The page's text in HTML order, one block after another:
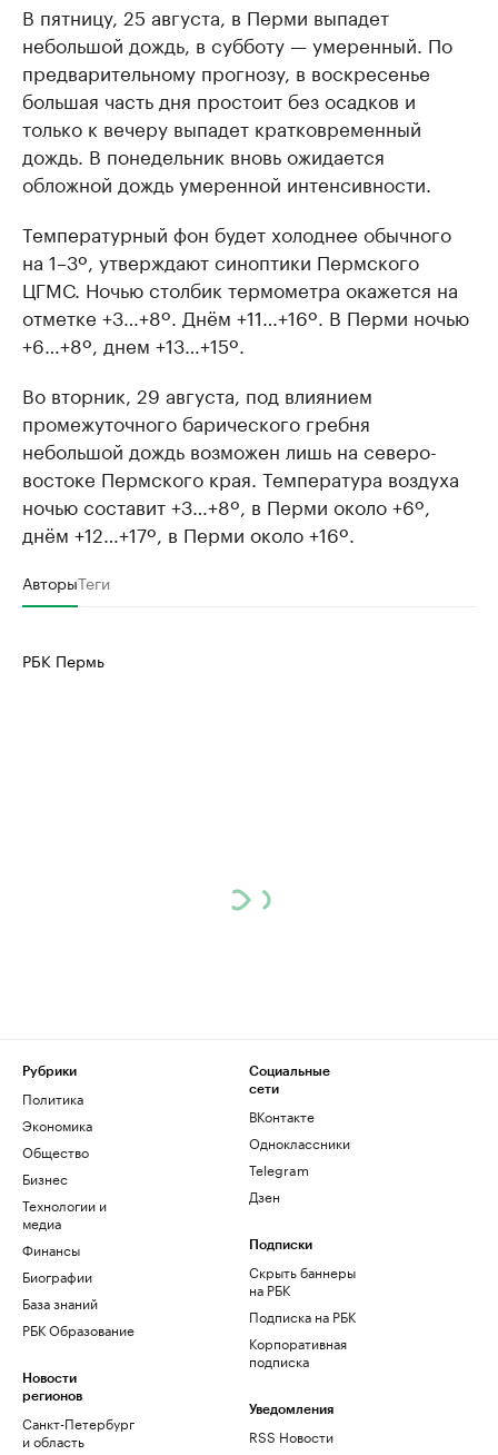
В пятницу, 25 августа, в Перми выпадет
небольшой дождь, в субботу — умеренный. По
предварительному прогнозу, в воскресенье
большая часть дня простоит без осадков и
только к вечеру выпадет кратковременный
дождь. В понедельник вновь ожидается
обложной дождь умеренной интенсивности.
Температурный фон будет холоднее обычного
на 1–3º, утверждают синоптики Пермского
ЦГМС. Ночью столбик термометра окажется на
отметке +3…+8º. Днём +11…+16º. В Перми ночью
+6…+8º, днем +13…+15º.
Во вторник, 29 августа, под влиянием
промежуточного барического гребня
небольшой дождь возможен лишь на северо-
востоке Пермского края. Температура воздуха
ночью составит +3…+8º, в Перми около +6º,
днём +12…+17º, в Перми около +16º.
АвторыТеги
РБК Пермь
Рубрики
Политика
Экономика
Общество
Бизнес
Технологии и
медиа
Финансы
Биографии
База знаний
РБК Образование
Новости
регионов
Санкт-Петербург
и область
Социальные
сети
ВКонтакте
Одноклассники
Telegram
Дзен
Подписки
Скрыть баннеры
на РБК
Подписка на РБК
Корпоративная
подписка
Уведомления
RSS Новости